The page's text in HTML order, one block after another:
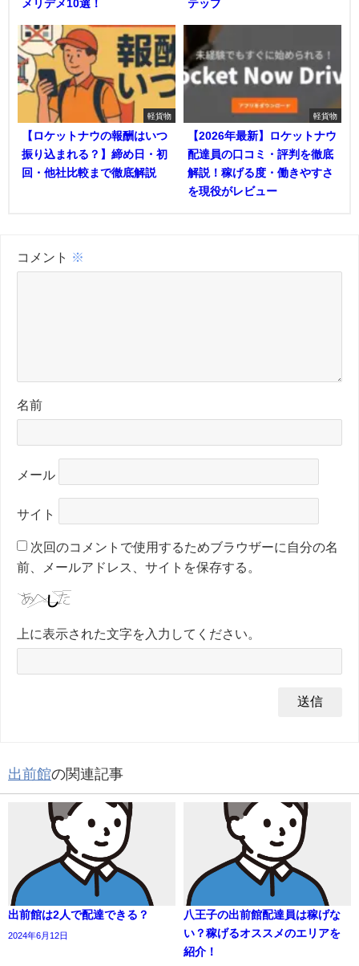
メリデメ10選！ テップ
軽貨物
【ロケットナウの報酬はいつ
振り込まれる？】締め日・初
回・他社比較まで徹底解説
軽貨物
【2026年最新】ロケットナウ
配達員の口コミ・評判を徹底
解説！稼げる度・働きやすさ
を現役がレビュー
コメント ※
名前
メール
サイト
次回のコメントで使用するためブラウザーに自分の名
前、メールアドレス、サイトを保存する。
上に表示された文字を入力してください。
出前館の関連記事
出前館は2人で配達できる？
2024年6月12日
八王子の出前館配達員は稼げな
い？稼げるオススメのエリアを
紹介！